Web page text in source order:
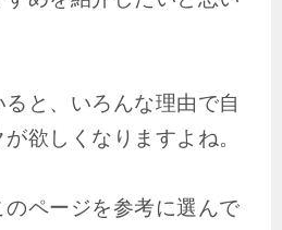
と、いろんな理由で自
欲しくなりますよね。
ページを参考に選んで